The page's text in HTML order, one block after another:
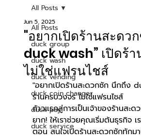
All Posts
duck group
duck wash
duck vending
duck coin changer
duck pay
duck service
All Posts
"อยากเปิดร้านสะดว
duck wash” เปิดร้า
ไม่ใช่แฟรนไชส์
Jun 5, 2025
"อยากเปิดร้านสะดวกซัก นึกถึง
ร้านครบวงจร ไม่ใช่แฟรนไชส์
ก้าวแรกสู่การเป็นเจ้าของร้านสะด
ยาก! ให้เราช่วยคุณเริ่มต้นธุรกิจ
ตอน สนใจเปิดร้านสะดวกซักทักมา